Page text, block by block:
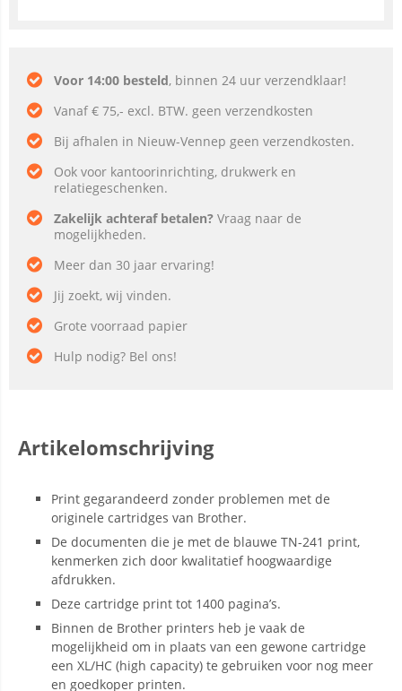
Voor 14:00 besteld, binnen 24 uur verzendklaar!
Vanaf € 75,- excl. BTW. geen verzendkosten
Bij afhalen in Nieuw-Vennep geen verzendkosten.
Ook voor kantoorinrichting, drukwerk en
relatiegeschenken.
Zakelijk achteraf betalen? Vraag naar de
mogelijkheden.
Meer dan 30 jaar ervaring!
Jij zoekt, wij vinden.
Grote voorraad papier
Hulp nodig? Bel ons!
Artikelomschrijving
Print gegarandeerd zonder problemen met de
originele cartridges van Brother.
De documenten die je met de blauwe TN-241 print,
kenmerken zich door kwalitatief hoogwaardige
afdrukken.
Deze cartridge print tot 1400 pagina’s.
Binnen de Brother printers heb je vaak de
mogelijkheid om in plaats van een gewone cartridge
een XL/HC (high capacity) te gebruiken voor nog meer
en goedkoper printen.